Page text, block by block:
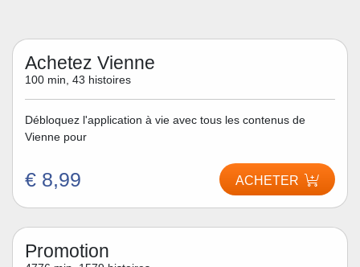
Achetez Vienne
100 min, 43 histoires
Débloquez l'application à vie avec tous les contenus de
Vienne pour
€ 8,99 ACHETER
Promotion